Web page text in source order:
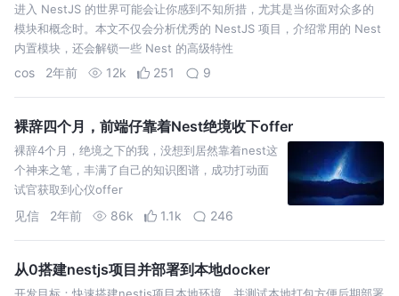
进入 NestJS 的世界可能会让你感到不知所措，尤其是当你面对众多的
模块和概念时。本文不仅会分析优秀的 NestJS 项目，介绍常用的 Nest
内置模块，还会解锁一些 Nest 的高级特性
cos 2年前 12k 251 9
裸辞四个月，前端仔靠着Nest绝境收下offer
裸辞4个月，绝境之下的我，没想到居然靠着nest这
个神来之笔，丰满了自己的知识图谱，成功打动面
试官获取到心仪offer
见信 2年前 86k 1.1k 246
从0搭建nestjs项目并部署到本地docker